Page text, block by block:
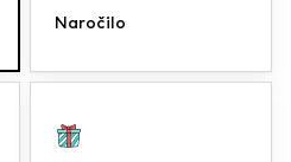
Naročilo